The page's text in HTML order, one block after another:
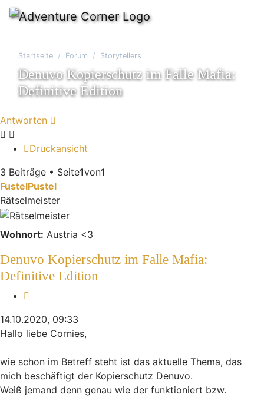
Startseite Forum Storytellers
Denuvo Kopierschutz im Falle Mafia:
Definitive Edition
Antworten
Druckansicht
3 Beiträge • Seite1von1
FustelPustel
Rätselmeister
Wohnort: Austria <3
Denuvo Kopierschutz im Falle Mafia:
Definitive Edition
14.10.2020, 09:33
Hallo liebe Cornies,
wie schon im Betreff steht ist das aktuelle Thema, das
mich beschäftigt der Kopierschutz Denuvo.
Weiß jemand denn genau wie der funktioniert bzw.